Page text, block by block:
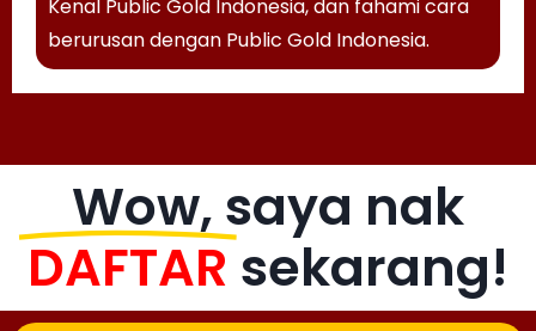
Kenal Public Gold Indonesia, dan fahami cara
berurusan dengan Public Gold Indonesia.
Wow, saya nak
DAFTAR sekarang!